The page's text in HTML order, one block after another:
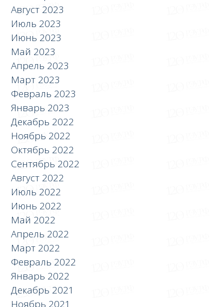
Август 2023
Июль 2023
Июнь 2023
Май 2023
Апрель 2023
Март 2023
Февраль 2023
Январь 2023
Декабрь 2022
Ноябрь 2022
Октябрь 2022
Сентябрь 2022
Август 2022
Июль 2022
Июнь 2022
Май 2022
Апрель 2022
Март 2022
Февраль 2022
Январь 2022
Декабрь 2021
Ноябрь 2021